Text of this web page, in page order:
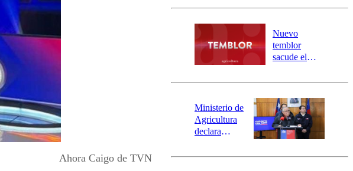
Ahora Caigo de TVN
Carahue por
río Damas:
activa
mensajería
SAE
Nuevo
temblor
sacude el
revisa la
epicentro
Ministerio de
Agricultura
declara
agrícola para